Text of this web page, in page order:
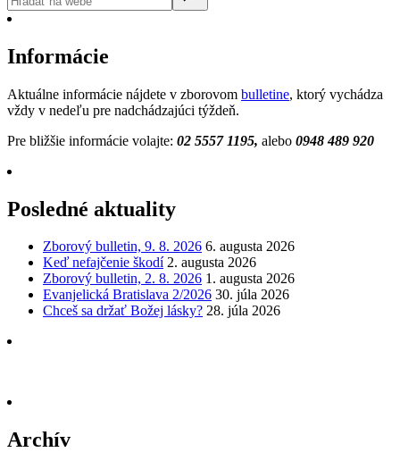
Informácie
Aktuálne informácie nájdete v zborovom bulletine, ktorý vychádza
vždy v nedeľu pre nadchádzajúci týždeň.
Pre bližšie informácie volajte: 02 5557 1195, alebo 0948 489 920
Posledné aktuality
Zborový bulletin, 9. 8. 2026 6. augusta 2026
Keď nefajčenie škodí 2. augusta 2026
Zborový bulletin, 2. 8. 2026 1. augusta 2026
Evanjelická Bratislava 2/2026 30. júla 2026
Chceš sa držať Božej lásky? 28. júla 2026
Archív